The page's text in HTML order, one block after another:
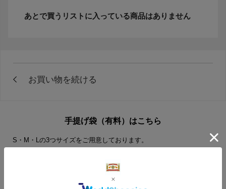
あとで買うリストに入っている商品はありません
手提げ袋（有料）はこちら
S・M・Lの3つサイズをご用意しております。